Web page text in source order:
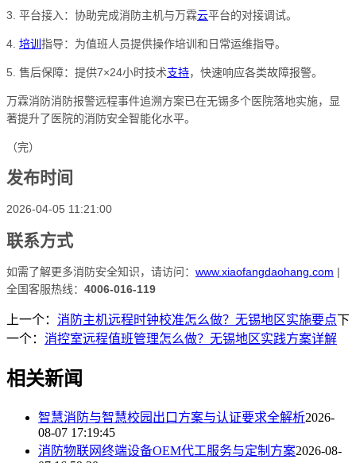
3. 平台接入：协助完成消防主机与万霖云平台的对接调试。
4. 培训 指导：为值班人员提供操作培训和日常运维指导。
5. 售后保障：提供7×24小时技术支持，快速响应各类故障报警。
万霖消防消防报警远程事件追溯方案已在无锡多个医院落地实施，显
著提升了医院的消防安全智能化水平。
（完）
发布时间
2026-04-05 11:21:00
联系方式
如需了解更多消防安全知识，请访问： www.xiaofangdaohang.com |
全国客服热线： 4006-016-119
上一个： 消防主机远程时钟校准怎么做？无锡地区实施要点下
一个： 消控室远程值班管理怎么做？无锡地区实践方案详解
相关新闻
智慧消防与智慧校园出口方案与认证要求全解析2026-
08-07 17:19:45
消防物联网终端设备OEM代工服务与定制方案2026-08-